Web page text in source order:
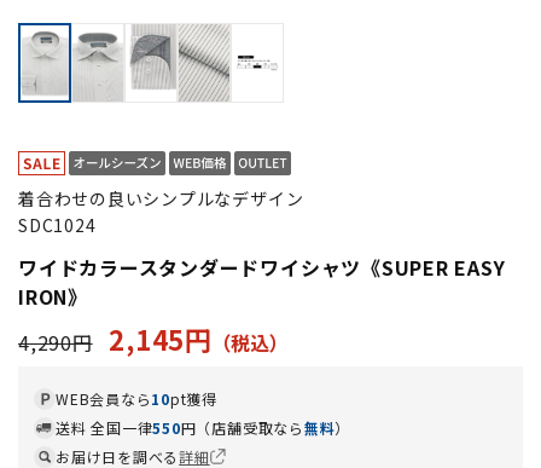
着合わせの良いシンプルなデザイン
SDC1024
ワイドカラースタンダードワイシャツ《SUPER EASY
IRON》
4,290円 2,145円
WEB会員なら10pt獲得
送料 全国一律550円（店舗受取なら無料）
お届け日を調べる詳細